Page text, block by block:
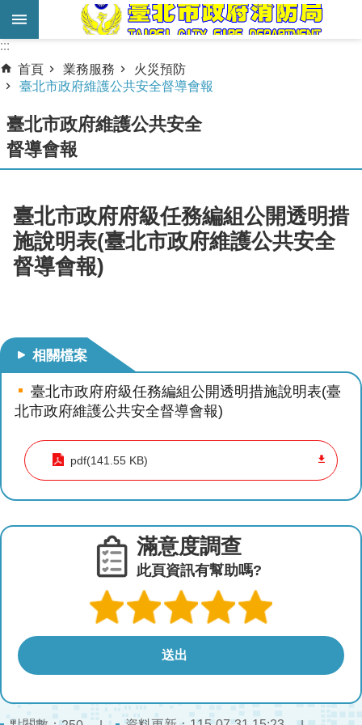
跳到主要內容區塊
進
階
尋
業
服
務
機
關
宣
導
教
育
下
載
區
政
資
:::
:::
首頁
業務服務
火災預防
臺北市政府維護公共安全督導會報
臺北市政府維護公共安全
督導會報
臺北市政府府級任務編組公開透明措
施說明表(臺北市政府維護公共安全
督導會報)
相關檔案
臺北市政府府級任務編組公開透明措施說明表(臺
北市政府維護公共安全督導會報)
pdf(141.55 KB)
滿意度調查
此頁資訊有幫助嗎?